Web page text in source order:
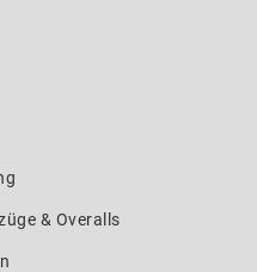
& Overalls